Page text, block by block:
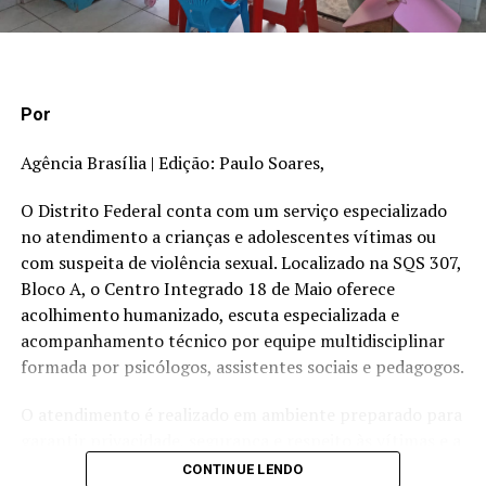
citação da Agência Senado)
TÓPICOS RELACIONADOS:
Natação: 7 brasileiros se classificam às finais da
Paralimpíada
Comissão de Transporte aprova instalação de câmeras
em todas as faixas de pedestres
Por
Agência Brasília | Edição: Paulo Soares,
O Distrito Federal conta com um serviço especializado
no atendimento a crianças e adolescentes vítimas ou
com suspeita de violência sexual. Localizado na SQS 307,
Bloco A, o Centro Integrado 18 de Maio oferece
acolhimento humanizado, escuta especializada e
acompanhamento técnico por equipe multidisciplinar
formada por psicólogos, assistentes sociais e pedagogos.
seus familiares. Um dos principais diferenciais do serviço
CONTINUE LENDO